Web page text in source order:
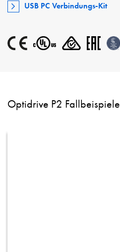
USB PC Verbindungs-Kit
Optidrive P2 Fallbeispiele